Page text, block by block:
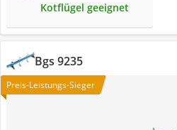
Kotflügel geeignet
Bgs 9235
Preis-Leistungs-Sieger